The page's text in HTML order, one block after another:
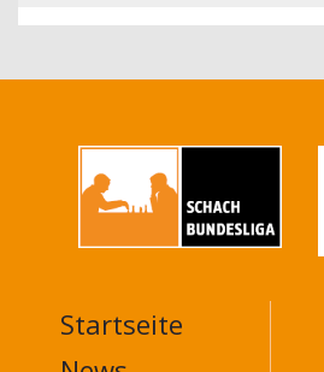
MAIN
NAVIGATION
Startseite